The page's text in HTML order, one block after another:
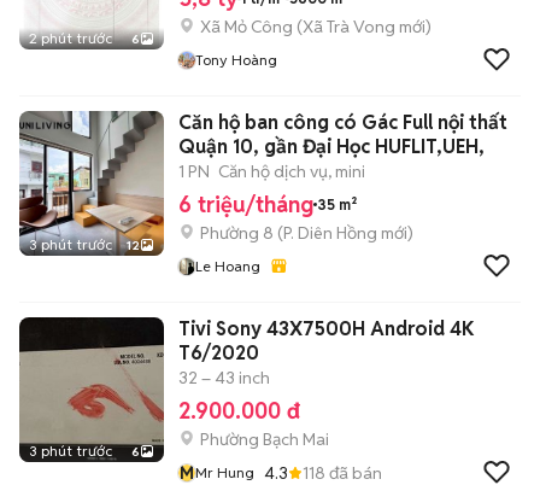
2 phút trước 6
Xã Mỏ Công (Xã Trà Vong mới)
Tony Hoàng
3 phút trước 12
Căn hộ ban công có Gác Full nội thất
Quận 10, gần Đại Học HUFLIT,UEH,
1 PN Căn hộ dịch vụ, mini
6 triệu/tháng 35 m²
Phường 8 (P. Diên Hồng mới)
Le Hoang
3 phút trước 6
Tivi Sony 43X7500H Android 4K
T6/2020
32 – 43 inch
2.900.000 đ
Phường Bạch Mai
MMr Hung 4.3 118 đã bán